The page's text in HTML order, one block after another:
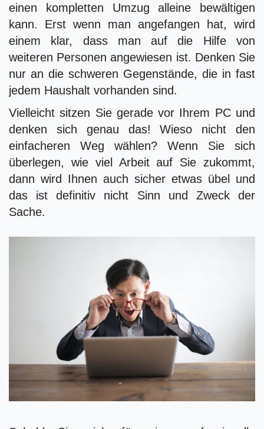
einen kompletten Umzug alleine bewältigen
kann. Erst wenn man angefangen hat, wird
einem klar, dass man auf die Hilfe von
weiteren Personen angewiesen ist. Denken Sie
nur an die schweren Gegenstände, die in fast
jedem Haushalt vorhanden sind.
Vielleicht sitzen Sie gerade vor Ihrem PC und
denken sich genau das! Wieso nicht den
einfacheren Weg wählen? Wenn Sie sich
überlegen, wie viel Arbeit auf Sie zukommt,
dann wird Ihnen auch sicher etwas übel und
das ist definitiv nicht Sinn und Zweck der
Sache.